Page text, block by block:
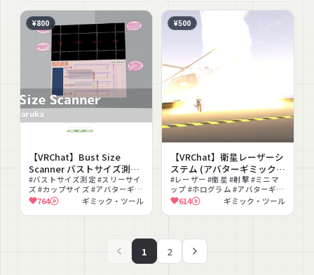
¥800
【VRChat】Bust Size
Scanner バストサイズ測定
ギミック（アバターギミッ
ク）
#バストサイズ測定 #スリーサイ
ズ #カップサイズ #アバターギミ
ック #ネタ #測定 #ミラー #他プ
レイヤー測定 #おもしろ
764 ギミック・ツール
¥500
【VRChat】衛星レーザーシ
ステム (アバターギミック)
SatelliteSystem
#レーザー #衛星 #射撃 #ミニマ
ップ #ホログラム #アバターギミ
ック #演出 #SF #PhysBone対応
#射撃ギミック
614 ギミック・ツール
1 2